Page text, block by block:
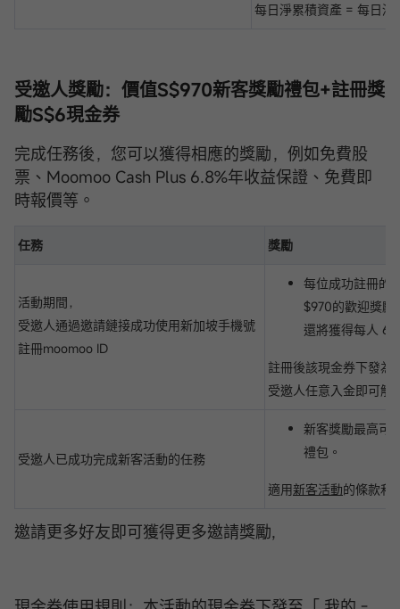
每日淨累積資產 = 每日
受邀人獎勵： 價值S$970新客獎勵禮包+註冊獎
勵S$6現金券
完成任務後，您可以獲得相應的獎勵，例如免費股
票、Moomoo Cash Plus 6.8%年收益保證、免費即
時報價等。
任務 獎勵
活動期間，
受邀人通過邀請鏈接成功使用新加坡手機號
註冊moomoo ID
每位成功註冊的
$970的歡迎獎勵
還將獲得每人 6
註冊後該現金券下發為
受邀人任意入金即可解
受邀人已成功完成新客活動的任務
新客獎勵最高可
禮包。
適用新客活動的條款和
邀請更多好友即可獲得更多邀請獎勵,